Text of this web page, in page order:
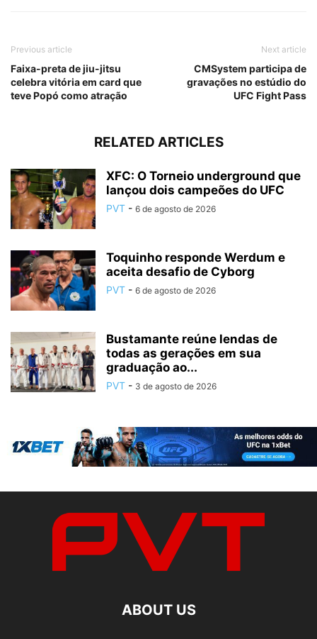
Previous article
Faixa-preta de jiu-jitsu
celebra vitória em card que
teve Popó como atração
Next article
CMSystem participa de
gravações no estúdio do
UFC Fight Pass
RELATED ARTICLES
XFC: O Torneio underground que
lançou dois campeões do UFC
PVT - 6 de agosto de 2026
Toquinho responde Werdum e
aceita desafio de Cyborg
PVT - 6 de agosto de 2026
Bustamante reúne lendas de
todas as gerações em sua
graduação ao...
PVT - 3 de agosto de 2026
ABOUT US